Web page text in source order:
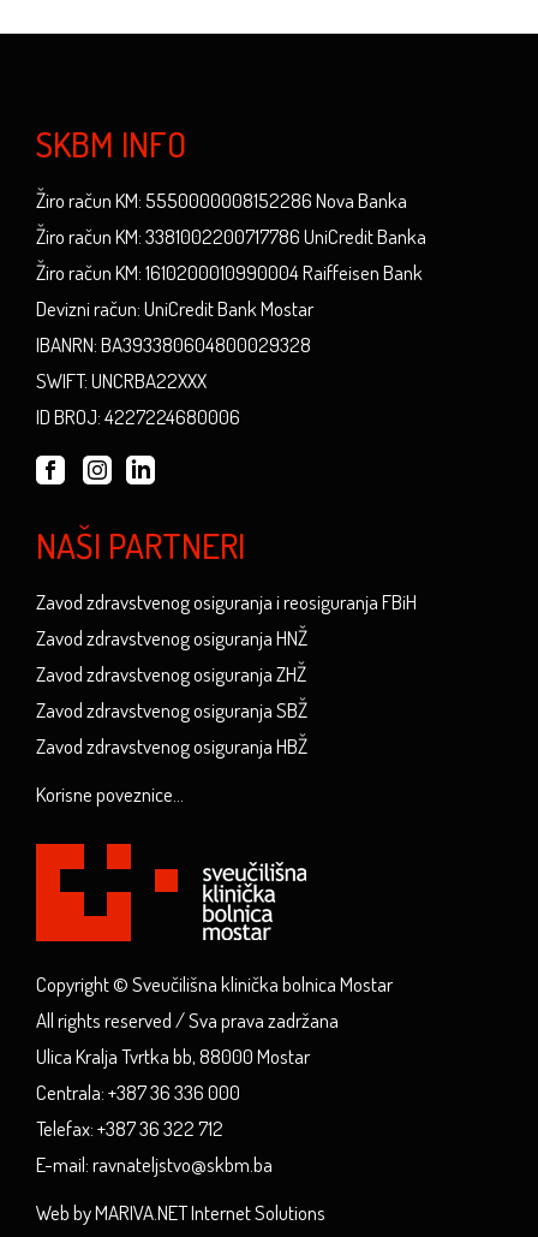
SKBM INFO
Žiro račun KM: 5550000008152286 Nova Banka
Žiro račun KM: 3381002200717786 UniCredit Banka
Žiro račun KM: 1610200010990004 Raiffeisen Bank
Devizni račun: UniCredit Bank Mostar
IBANRN: BA393380604800029328
SWIFT: UNCRBA22XXX
ID BROJ: 4227224680006
NAŠI PARTNERI
Zavod zdravstvenog osiguranja i reosiguranja FBiH
Zavod zdravstvenog osiguranja HNŽ
Zavod zdravstvenog osiguranja ZHŽ
Zavod zdravstvenog osiguranja SBŽ
Zavod zdravstvenog osiguranja HBŽ
Korisne poveznice...
Copyright © Sveučilišna klinička bolnica Mostar
All rights reserved / Sva prava zadržana
Ulica Kralja Tvrtka bb, 88000 Mostar
Centrala: +387 36 336 000
Telefax: +387 36 322 712
E-mail: ravnateljstvo@skbm.ba
Web by MARIVA.NET Internet Solutions